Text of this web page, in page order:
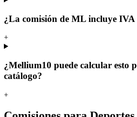
¿La comisión de ML incluye IVA
+
¿Mellium10 puede calcular esto
catálogo?
+